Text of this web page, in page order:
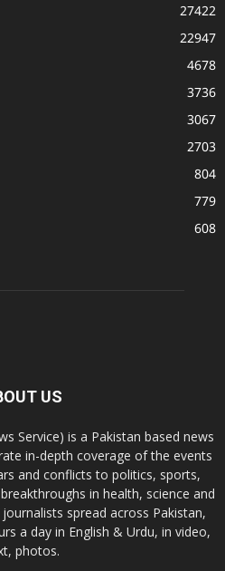
27422
22947
4678
3736
3067
2703
804
779
608
US
Service) is a Pakistan based news
in-depth coverage of the events
and conflicts to politics, sports,
in health, science and
spread across Pakistan,
a day in English & Urdu, in video,
photos.